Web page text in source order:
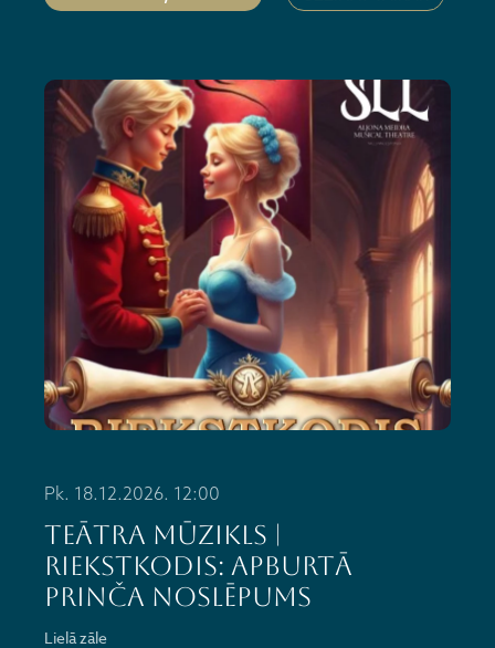
Pk. 18.12.2026. 12:00
Teātra mūzikls |
Riekstkodis: Apburtā
prinča noslēpums
Lielā zāle